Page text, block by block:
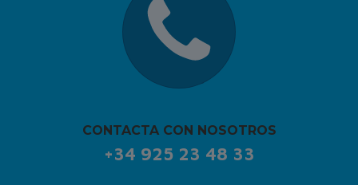
CONTACTA CON NOSOTROS
+34 925 23 48 33